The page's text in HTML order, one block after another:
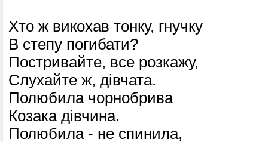
Хто ж викохав тонку, гнучку
В степу погибати?
Постривайте, все розкажу,
Слухайте ж, дівчата.
Полюбила чорнобрива
Козака дівчина.
Полюбила - не спинила,